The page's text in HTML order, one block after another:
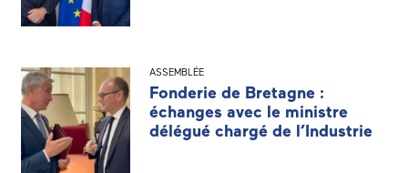
ASSEMBLÉE
Fonderie de Bretagne :
échanges avec le ministre
délégué chargé de l’Industrie